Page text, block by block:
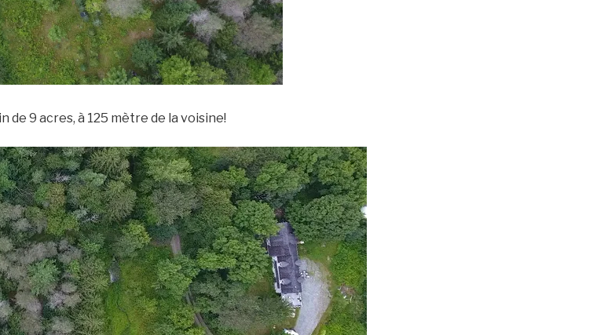
de 9 acres, à 125 mètre de la voisine!